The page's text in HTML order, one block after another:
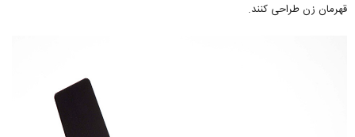
قهرمان زن طراحی کنند.